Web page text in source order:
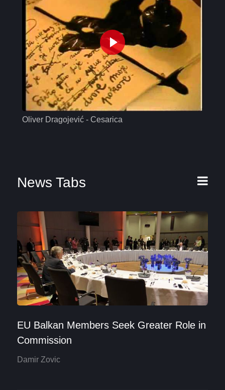
Oliver Dragojević - Cesarica
News Tabs
EU Balkan Members Seek Greater Role in
Commission
Damir Zovic